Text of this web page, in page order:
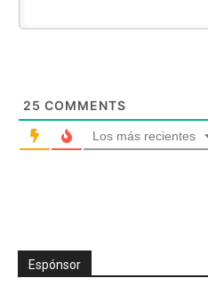
25 COMMENTS
Los más recientes
Espónsor